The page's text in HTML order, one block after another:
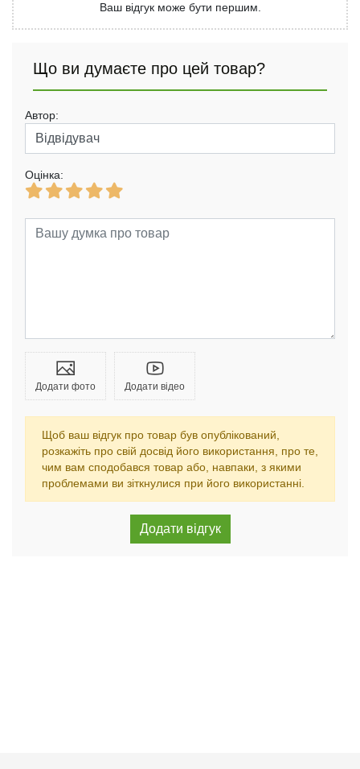
Ваш відгук може бути першим.
Що ви думаєте про цей товар?
Автор:
Оцінка:
Додати фото Додати відео
Щоб ваш відгук про товар був опублікований,
розкажіть про свій досвід його використання, про те,
чим вам сподобався товар або, навпаки, з якими
проблемами ви зіткнулися при його використанні.